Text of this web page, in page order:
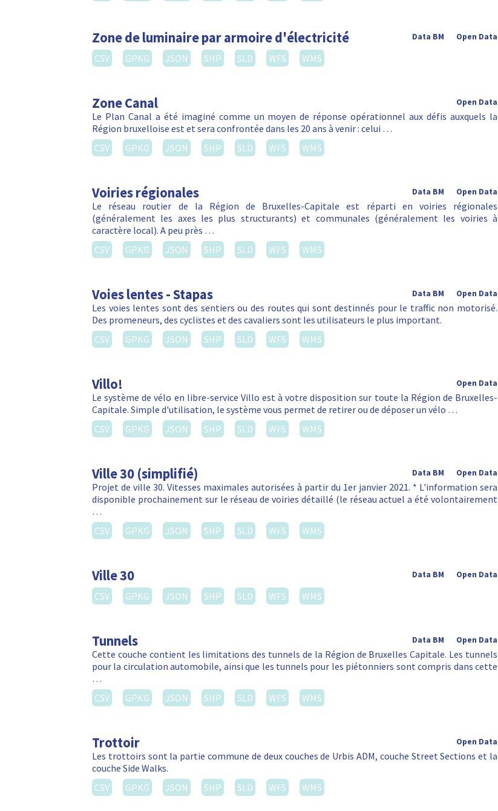
Zone de luminaire par armoire d'électricité Open Data
Data BM
CSV GPKG JSON SHP SLD WFS WMS
Zone Canal Open Data
Le Plan Canal a été imaginé comme un moyen de réponse opérationnel aux défis auxquels la
Région bruxelloise est et sera confrontée dans les 20 ans à venir : celui …
CSV
GPKG JSON SHP SLD WFS WMS
Voiries régionales Open Data
Data BM
Le réseau routier de la Région de Bruxelles-Capitale est réparti en voiries régionales
(généralement les axes les plus structurants) et communales (généralement les voiries à
caractère local). A peu près …
CSV
GPKG JSON SHP SLD WFS WMS
Voies lentes - Stapas Open Data
Data BM
Les voies lentes sont des sentiers ou des routes qui sont destinnés pour le traffic non motorisé.
Des promeneurs, des cyclistes et des cavaliers sont les utilisateurs le plus important.
CSV
GPKG JSON SHP SLD WFS WMS
Villo! Open Data
Le système de vélo en libre-service Villo est à votre disposition sur toute la Région de Bruxelles-
Capitale. Simple d'utilisation, le système vous permet de retirer ou de déposer un vélo …
CSV
GPKG JSON SHP SLD WFS WMS
Ville 30 (simplifié) Open Data
Data BM
Projet de ville 30. Vitesses maximales autorisées à partir du 1er janvier 2021. * L'information sera
disponible prochainement sur le réseau de voiries détaillé (le réseau actuel a été volontairement
…
CSV
GPKG JSON SHP SLD WFS WMS
Ville 30 Open Data
Data BM
CSV GPKG JSON SHP SLD WFS WMS
Tunnels Open Data
Data BM
Cette couche contient les limitations des tunnels de la Région de Bruxelles Capitale. Les tunnels
pour la circulation automobile, ainsi que les tunnels pour les piétonniers sont compris dans cette
…
CSV
GPKG JSON SHP SLD WFS WMS
Trottoir Open Data
Les trottoirs sont la partie commune de deux couches de Urbis ADM, couche Street Sections et la
couche Side Walks.
CSV
GPKG JSON SHP SLD WFS WMS